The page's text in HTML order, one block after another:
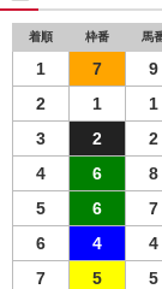
着順 枠番 馬
1 7 9
2
1 1
3
2 2
4
6 8
5
6 7
6
4 4
7
5 5